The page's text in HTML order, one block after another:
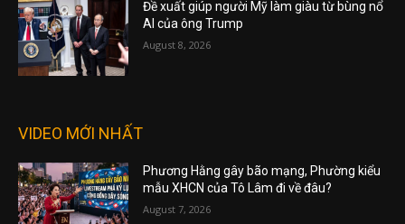
Đề xuất giúp người Mỹ làm giàu từ bùng nổ
AI của ông Trump
August 8, 2026
VIDEO MỚI NHẤT
Phương Hằng gây bão mạng, Phường kiểu
mẫu XHCN của Tô Lâm đi về đâu?
August 7, 2026